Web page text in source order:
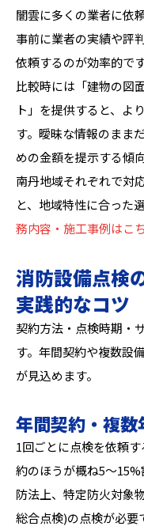
闇雲に多くの業者に依
事前に業者の実績や評
依頼するのが効率的です
比較時には「建物の図
ト」を提供すると、よ
す。曖昧な情報のまま
めの金額を提示する傾
南丹地域それぞれで対
と、地域特性に合った
務内容・施工事例はこ
消防設備点検
実践的なコツ
契約方法・点検時期・
す。年間契約や複数設
が見込めます。
年間契約・複
1回ごとに点検を依頼
約のほうが概ね5〜
防法上、特定防火対象
総合点検)の点検が必要